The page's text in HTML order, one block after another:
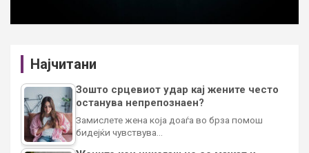
Најчитани
Зошто срцевиот удар кај жените често
останува непрепознаен?
Замислете жена која доаѓа во брза помош
бидејќи чувствува…